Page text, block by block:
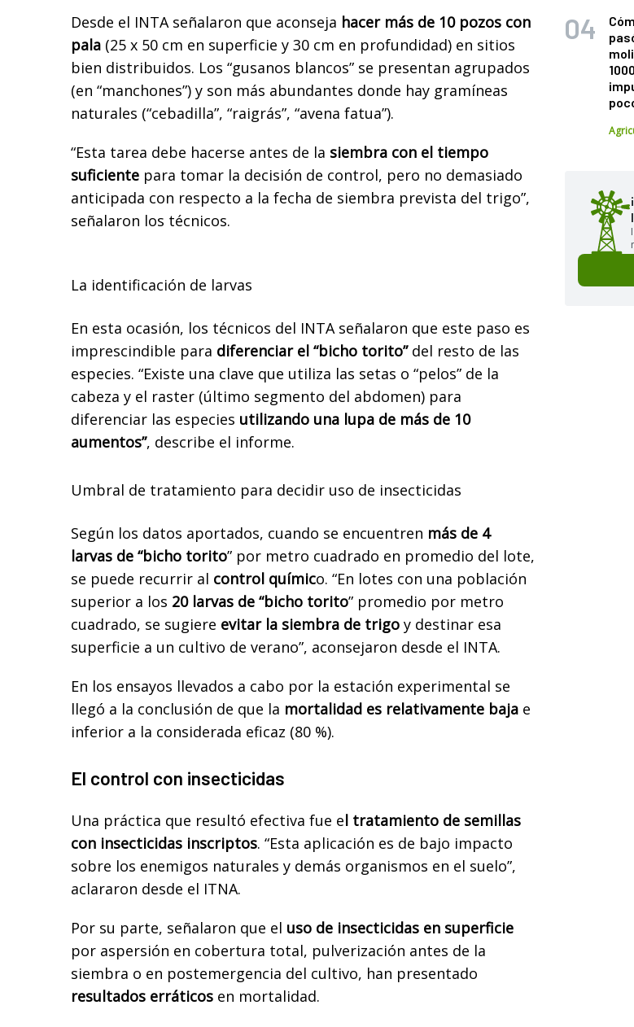
Desde el INTA señalaron que aconseja hacer más de 10 pozos con
pala (25 x 50 cm en superficie y 30 cm en profundidad) en sitios
bien distribuidos. Los “gusanos blancos” se presentan agrupados
(en “manchones”) y son más abundantes donde hay gramíneas
naturales (“cebadilla”, “raigrás”, “avena fatua”).
“Esta tarea debe hacerse antes de la siembra con el tiempo
suficiente para tomar la decisión de control, pero no demasiado
anticipada con respecto a la fecha de siembra prevista del trigo”,
señalaron los técnicos.
La identificación de larvas
En esta ocasión, los técnicos del INTA señalaron que este paso es
imprescindible para diferenciar el “bicho torito”del resto de las
especies. “Existe una clave que utiliza las setas o “pelos” de la
cabeza y el raster (último segmento del abdomen) para
diferenciar las especies utilizando una lupa de más de 10
aumentos”, describe el informe.
Umbral de tratamiento para decidir uso de insecticidas
Según los datos aportados, cuando se encuentren más de 4
larvas de “bicho torito” por metro cuadrado en promedio del lote,
se puede recurrir al control químico. “En lotes con una población
superior a los 20 larvas de “bicho torito” promedio por metro
cuadrado, se sugiere evitar la siembra de trigo y destinar esa
superficie a un cultivo de verano”, aconsejaron desde el INTA.
En los ensayos llevados a cabo por la estación experimental se
llegó a la conclusión de que la mortalidad es relativamente baja e
inferior a la considerada eficaz (80 %).
El control con insecticidas
Una práctica que resultó efectiva fue el tratamiento de semillas
con insecticidas inscriptos. “Esta aplicación es de bajo impacto
sobre los enemigos naturales y demás organismos en el suelo”,
aclararon desde el ITNA.
Por su parte, señalaron que el uso de insecticidas en superficie
por aspersión en cobertura total, pulverización antes de la
siembra o en postemergencia del cultivo, han presentado
resultados erráticos en mortalidad.